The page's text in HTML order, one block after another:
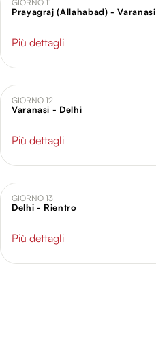
GIORNO 11
Prayagraj (Allahabad) - Varanasi
Più dettagli
GIORNO 12
Varanasi - Delhi
Più dettagli
GIORNO 13
Delhi - Rientro
Più dettagli